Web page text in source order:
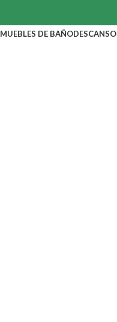
MUEBLES DE BAÑODESCANSO